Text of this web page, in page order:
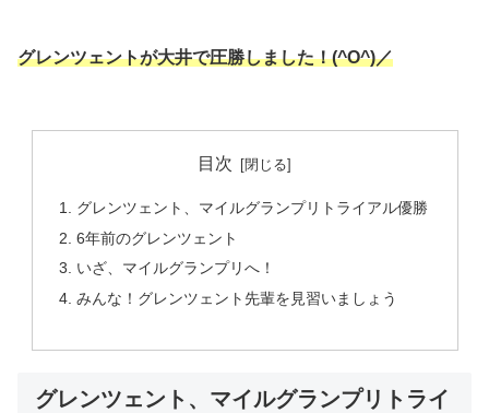
グレンツェントが大井で圧勝しました！(^O^)／
目次
グレンツェント、マイルグランプリトライアル優勝
6年前のグレンツェント
いざ、マイルグランプリへ！
みんな！グレンツェント先輩を見習いましょう
グレンツェント、マイルグランプリトライ